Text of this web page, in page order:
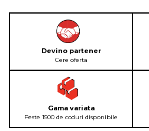
Devino partener
Cere oferta
Gama variata
Peste 1500 de coduri disponibile